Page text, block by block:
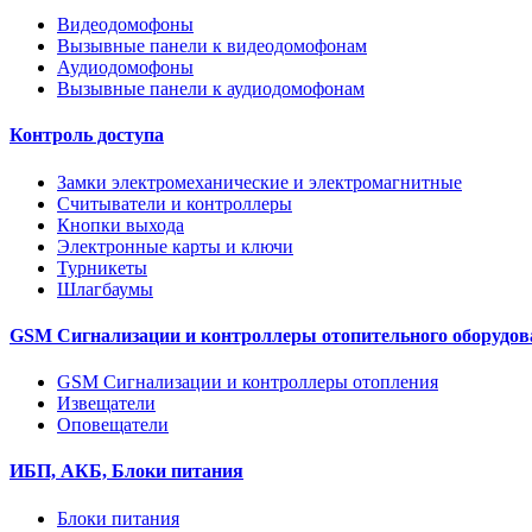
Видеодомофоны
Вызывные панели к видеодомофонам
Аудиодомофоны
Вызывные панели к аудиодомофонам
Контроль доступа
Замки электромеханические и электромагнитные
Считыватели и контроллеры
Кнопки выхода
Электронные карты и ключи
Турникеты
Шлагбаумы
GSM Сигнализации и контроллеры отопительного
GSM Сигнализации и контроллеры отопления
Извещатели
Оповещатели
ИБП, АКБ, Блоки питания
Блоки питания